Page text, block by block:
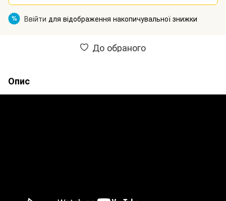
% Ввійти для відображення накопичувальної знижки
До обраного
Опис